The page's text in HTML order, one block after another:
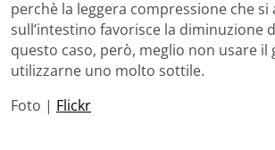
perchè la leggera compressione che si
sull’intestino favorisce la diminuzione
questo caso, però, meglio non usare il
utilizzarne uno molto sottile.
Foto | Flickr